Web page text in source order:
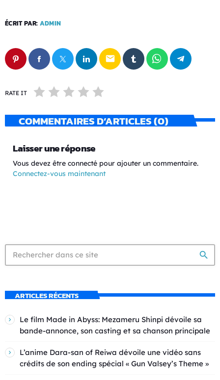
ÉCRIT PAR: ADMIN
email
RATE IT
COMMENTAIRES D’ARTICLES (0)
Laisser une réponse
Vous devez être connecté pour ajouter un commentaire.
Connectez-vous maintenant
search
ARTICLES RÉCENTS
Le film Made in Abyss: Mezameru Shinpi dévoile sa
bande-annonce, son casting et sa chanson principale
L’anime Dara-san of Reiwa dévoile une vidéo sans
crédits de son ending spécial « Gun Valsey’s Theme »